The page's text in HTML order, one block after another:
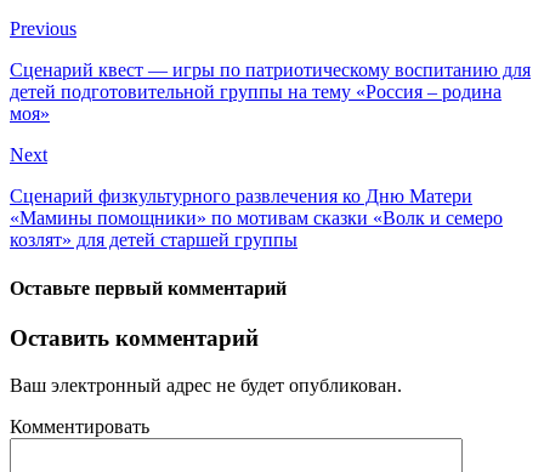
Previous
Сценарий квест — игры по патриотическому воспитанию для
детей подготовительной группы на тему «Россия – родина
моя»
Next
Сценарий физкультурного развлечения ко Дню Матери
«Мамины помощники» по мотивам сказки «Волк и семеро
козлят» для детей старшей группы
Оставьте первый комментарий
Оставить комментарий
Ваш электронный адрес не будет опубликован.
Комментировать